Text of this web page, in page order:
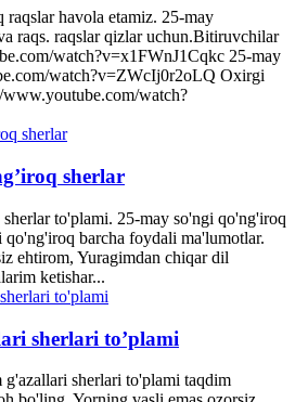
havola etamiz. 25-may
raqs. raqslar qizlar uchun.Bitiruvchilar
watch?v=x1FWnJ1Cqkc 25-may
watch?v=ZWcIj0r2oLQ Oxirgi
watch?
sherlar
to'plami. 25-may so'ngi qo'ng'iroq
qo'ng'iroq barcha foydali ma'lumotlar.
ehtirom, Yuragimdan chiqar dil
ketishar...
sherlari to’plami
sherlari to'plami taqdim